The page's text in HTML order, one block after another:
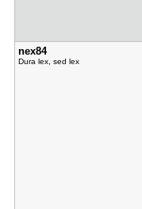
nex84
Dura lex, sed lex